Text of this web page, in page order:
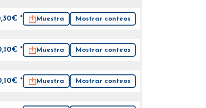
* Muestra Mostrar conteos
* Muestra Mostrar conteos
* Muestra Mostrar conteos